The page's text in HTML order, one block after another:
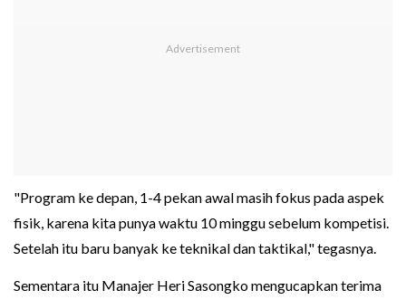
"Program ke depan, 1-4 pekan awal masih fokus pada aspek
fisik, karena kita punya waktu 10 minggu sebelum kompetisi.
Setelah itu baru banyak ke teknikal dan taktikal," tegasnya.
Sementara itu Manajer Heri Sasongko mengucapkan terima